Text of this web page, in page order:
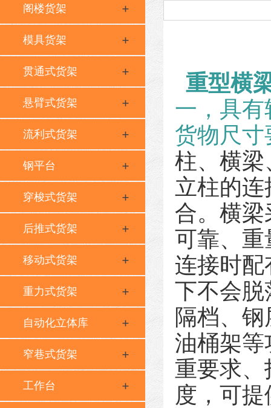
阁楼货架
模具货架
贯通式货架
悬臂式货架
流利式货架
钢平台
穿梭式货架
后推式货架
移动式货架
重力式货架
自动化立体库
窄巷式货架
工作台
重型横
一，具
货物尺
柱、横梁
立柱的
合。横梁
可靠、重
连接时
下不会脱
隔档、
油桶架等
重要求
度，可